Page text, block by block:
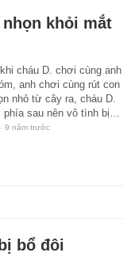
khỏi mắt
cháu D. chơi cùng anh
anh chơi cùng rút con
nhỏ từ cây ra, cháu D.
phía sau nên vô tình bị…
9 năm trước
bổ đôi